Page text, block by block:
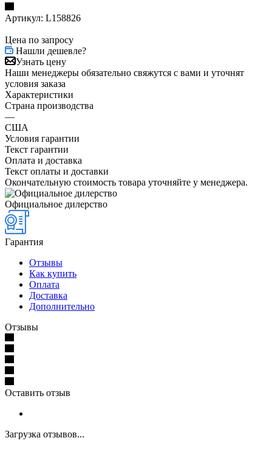
Артикул: L158826
Цена по запросу
Нашли дешевле?
Узнать цену
Наши менеджеры обязательно свяжутся с вами и уточнят
условия заказа
Характеристики
Страна производства
—
США
Условия гарантии
Текст гарантии
Оплата и доставка
Текст оплаты и доставки
Окончательную стоимость товара уточняйте у менеджера.
Официальное дилерство
Гарантия
Отзывы
Как купить
Оплата
Доставка
Дополнительно
Отзывы
Оставить отзыв
Загрузка отзывов...